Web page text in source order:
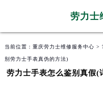
劳力士
当前位置： 重庆劳力士维修服务中心 >
别劳力士手表真伪的方法)
劳力士手表怎么鉴别真假(